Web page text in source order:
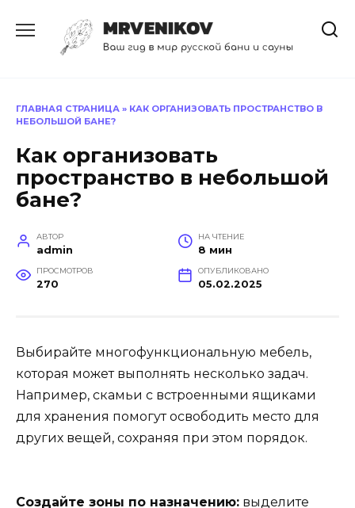
содержанию
ГЛАВНАЯ СТРАНИЦА » КАК ОРГАНИЗОВАТЬ ПРОСТРАНСТВО В
НЕБОЛЬШОЙ БАНЕ?
Как организовать
пространство в небольшой
бане?
АВТОР
admin
НА ЧТЕНИЕ
8 мин
ПРОСМОТРОВ
270
ОПУБЛИКОВАНО
05.02.2025
Выбирайте многофункциональную мебель,
которая может выполнять несколько задач.
Например, скамьи с встроенными ящиками
для хранения помогут освободить место для
других вещей, сохраняя при этом порядок.
Создайте зоны по назначению: выделите